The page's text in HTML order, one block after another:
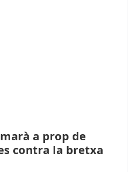
a prop de
contra la bretxa